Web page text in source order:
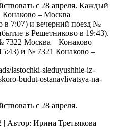
с 28 апреля. Каждый
– Москва
в 7:07) и вечерний поезд №
в Решетниково в 19:43).
Москва – Конаково
и № 7321 Конаково –
lastochki-sleduyushhie-iz-
budut-ostanavlivatsya-na-
с 28 апреля.
| Автор: Ирина Третьякова